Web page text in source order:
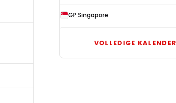
GP Singapore
VOLLEDIGE KALENDER